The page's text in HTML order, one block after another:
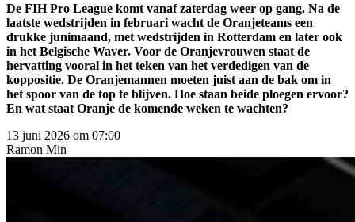
De FIH Pro League komt vanaf zaterdag weer op gang. Na de
laatste wedstrijden in februari wacht de Oranjeteams een
drukke junimaand, met wedstrijden in Rotterdam en later ook
in het Belgische Waver. Voor de Oranjevrouwen staat de
hervatting vooral in het teken van het verdedigen van de
koppositie. De Oranjemannen moeten juist aan de bak om in
het spoor van de top te blijven. Hoe staan beide ploegen ervoor?
En wat staat Oranje de komende weken te wachten?
13 juni 2026 om 07:00
Ramon Min